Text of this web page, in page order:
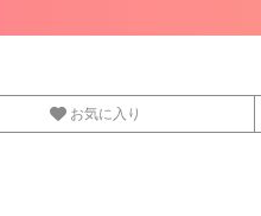
お気に入り